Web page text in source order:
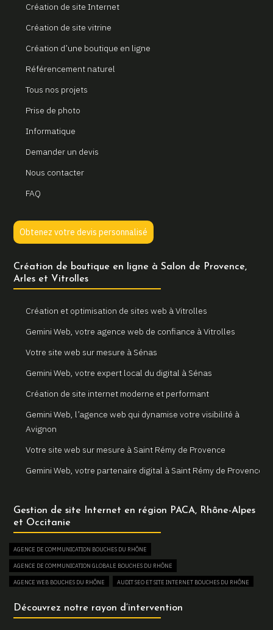
Création de site Internet
Création de site vitrine
Création d’une boutique en ligne
Référencement naturel
Tous nos projets
Prise de photo
Informatique
Demander un devis
Nous contacter
FAQ
Obtenez votre devis personnalisé
Création de boutique en ligne à Salon de Provence,
Arles et Vitrolles
Création et optimisation de sites web à Vitrolles
Gemini Web, votre agence web de confiance à Vitrolles
Votre site web sur mesure à Sénas
Gemini Web, votre expert local du digital à Sénas
Création de site internet moderne et performant
Gemini Web, l’agence web qui dynamise votre visibilité à
Avignon
Votre site web sur mesure à Saint Rémy de Provence
Gemini Web, votre partenaire digital à Saint Rémy de Provence
Votre agence web locale Gemini Web à Arles
Création et refonte de sites internet à Martigues
Gemini Web, votre agence web à Martigues
Un site web sur mesure pour votre activité à Aix en Provence
Provence
Gestion de site Internet en région PACA, Rhône-Alpes
et Occitanie
AGENCE DE COMMUNICATION BOUCHES DU RHÔNE
AGENCE DE COMMUNICATION GLOBALE BOUCHES DU RHÔNE
AGENCE WEB BOUCHES DU RHÔNE AUDIT SEO ET SITE INTERNET BOUCHES DU RHÔNE
Découvrez notre rayon d’intervention